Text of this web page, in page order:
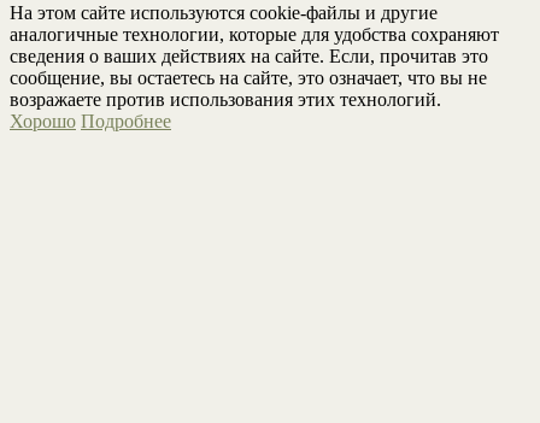
На этом сайте используются cookie-файлы и другие
аналогичные технологии, которые для удобства сохраняют
сведения о ваших действиях на сайте. Если, прочитав это
сообщение, вы остаетесь на сайте, это означает, что вы не
возражаете против использования этих технологий.
Хорошо Подробнее